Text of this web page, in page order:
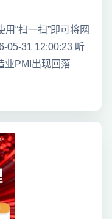
“扫一扫”即可将网
05-31 12:00:23 听
业PMI出现回落